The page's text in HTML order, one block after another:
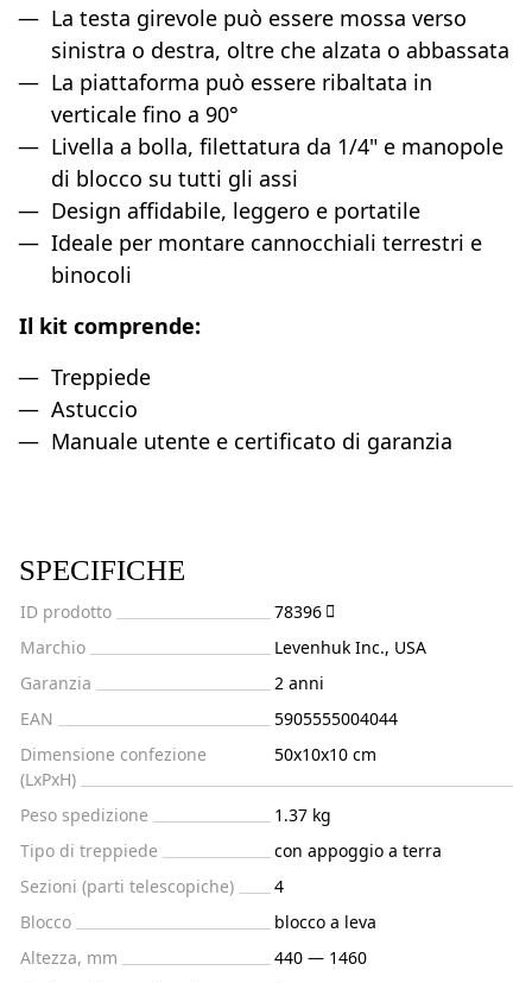
La testa girevole può essere mossa verso
sinistra o destra, oltre che alzata o abbassata
La piattaforma può essere ribaltata in
verticale fino a 90°
Livella a bolla, filettatura da 1/4" e manopole
di blocco su tutti gli assi
Design affidabile, leggero e portatile
Ideale per montare cannocchiali terrestri e
binocoli
Il kit comprende:
Treppiede
Astuccio
Manuale utente e certificato di garanzia
SPECIFICHE
ID prodotto
78396
Marchio
Levenhuk Inc., USA
Garanzia
2 anni
EAN
5905555004044
Dimensione confezione
(LxPxH)
50x10x10 cm
Peso spedizione
1.37 kg
Tipo di treppiede
con appoggio a terra
Sezioni (parti telescopiche)
4
Blocco
blocco a leva
Altezza, mm
440 — 1460